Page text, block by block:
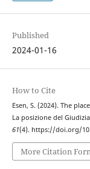
Published
2024-01-16
How to Cite
Esen, S. (2024). The
La posizione del
61(4). https://doi.org/
More Citation